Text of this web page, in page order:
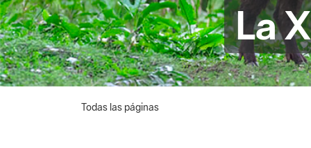
La
Todas las páginas